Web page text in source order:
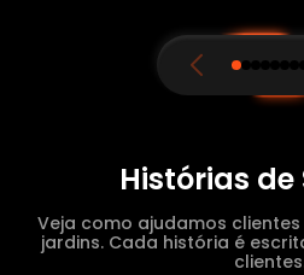
Histórias de
Veja como ajudamos
jardins. Cada história é